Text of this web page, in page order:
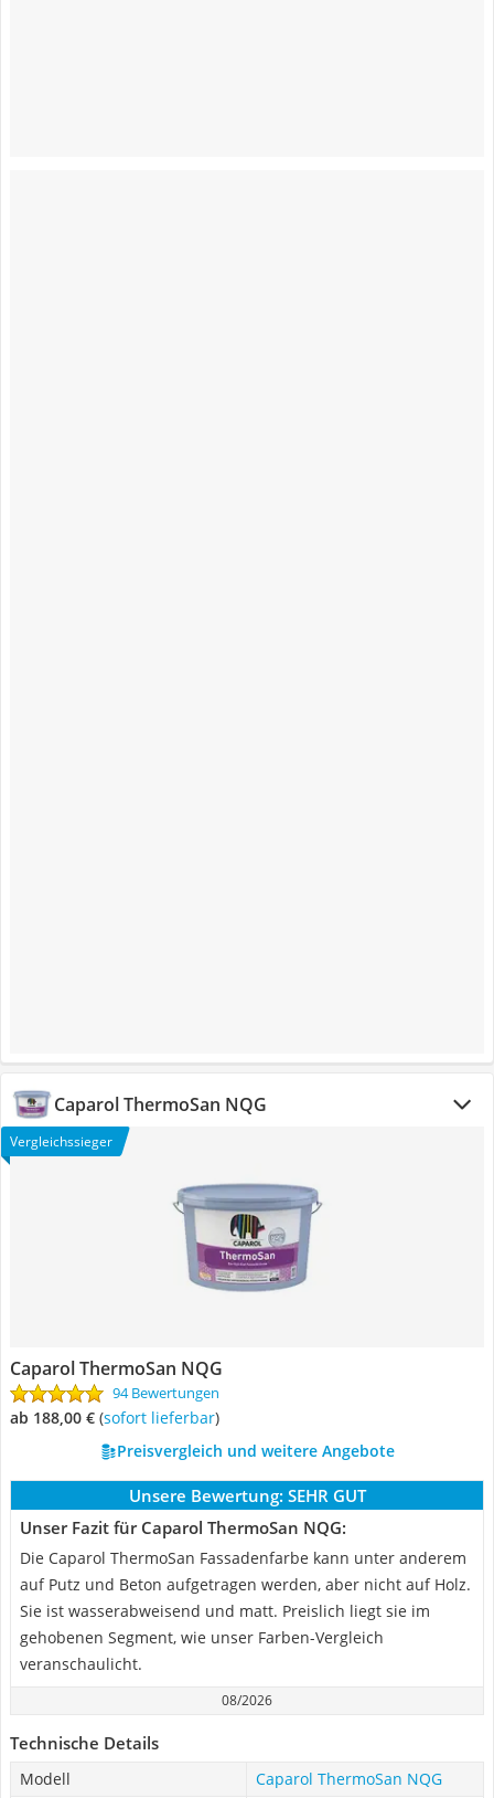
Caparol ThermoSan NQG
Vergleichssieger
Caparol ThermoSan NQG
94 Bewertungen
ab 188,00 € ( Sofort lieferbar)
Preisvergleich und weitere Angebote
Unsere Bewertung: SEHR GUT
Unser Fazit für Caparol ThermoSan NQG:
Die Caparol ThermoSan Fassadenfarbe kann unter anderem
auf Putz und Beton aufgetragen werden, aber nicht auf Holz.
Sie ist wasserabweisend und matt. Preislich liegt sie im
gehobenen Segment, wie unser Farben-Vergleich
veranschaulicht.
08/2026
Technische Details
Modell
Caparol ThermoSan NQG